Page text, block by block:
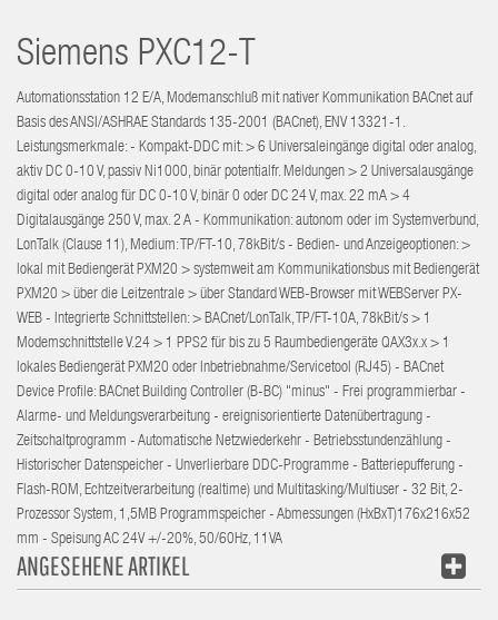
Siemens PXC12-T
Automationsstation 12 E/A, Modemanschluß mit nativer Kommunikation BACnet auf
Basis des ANSI/ASHRAE Standards 135-2001 (BACnet), ENV 13321-1.
Leistungsmerkmale: - Kompakt-DDC mit: > 6 Universaleingänge digital oder analog,
aktiv DC 0-10 V, passiv Ni1000, binär potentialfr. Meldungen > 2 Universalausgänge
digital oder analog für DC 0-10 V, binär 0 oder DC 24 V, max. 22 mA > 4
Digitalausgänge 250 V, max. 2 A - Kommunikation: autonom oder im Systemverbund,
LonTalk (Clause 11), Medium: TP/FT-10, 78kBit/s - Bedien- und Anzeigeoptionen: >
lokal mit Bediengerät PXM20 > systemweit am Kommunikationsbus mit Bediengerät
PXM20 > über die Leitzentrale > über Standard WEB-Browser mit WEBServer PX-
WEB - Integrierte Schnittstellen: > BACnet/LonTalk, TP/FT-10A, 78kBit/s > 1
Modemschnittstelle V.24 > 1 PPS2 für bis zu 5 Raumbediengeräte QAX3x.x > 1
lokales Bediengerät PXM20 oder Inbetriebnahme/Servicetool (RJ45) - BACnet
Device Profile: BACnet Building Controller (B-BC) "minus" - Frei programmierbar -
Alarme- und Meldungsverarbeitung - ereignisorientierte Datenübertragung -
Zeitschaltprogramm - Automatische Netzwiederkehr - Betriebsstundenzählung -
Historischer Datenspeicher - Unverlierbare DDC-Programme - Batteriepufferung -
Flash-ROM, Echtzeitverarbeitung (realtime) und Multitasking/Multiuser - 32 Bit, 2-
Prozessor System, 1,5MB Programmspeicher - Abmessungen (HxBxT)176x216x52
mm - Speisung AC 24V +/-20%, 50/60Hz, 11VA
ANGESEHENE ARTIKEL